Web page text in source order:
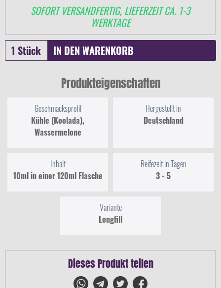
SOFORT VERSANDFERTIG, LIEFERZEIT CA. 1-3
WERKTAGE
IN DEN WARENKORB
Produkteigenschaften
Geschmacksprofil
Kühle (Koolada),
Wassermelone
Hergestellt in
Deutschland
Inhalt
10ml in einer 120ml Flasche
Reifezeit in Tagen
3 - 5
Variante
Longfill
Dieses Produkt teilen